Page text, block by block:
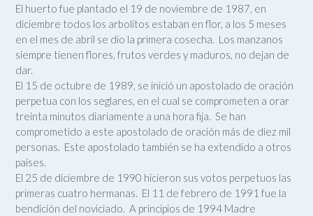
El huerto fue plantado el 19 de noviembre de 1987, en
diciembre todos los arbolitos estaban en flor, a los 5 meses
en el mes de abril se dio la primera cosecha. Los manzanos
siempre tienen flores, frutos verdes y maduros, no dejan de
dar.
El 15 de octubre de 1989, se inició un apostolado de oración
perpetua con los seglares, en el cual se comprometen a orar
treinta minutos diariamente a una hora fija. Se han
comprometido a este apostolado de oración más de diez mil
personas. Este apostolado también se ha extendido a otros
países.
El 25 de diciembre de 1990 hicieron sus votos perpetuos las
primeras cuatro hermanas. El 11 de febrero de 1991 fue la
bendición del noviciado. A principios de 1994 Madre